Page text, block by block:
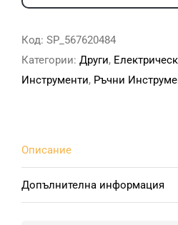
Код: SP_567620484
Категории: Други,
Инструменти, Ръчни
Описание
Допълнителна информация